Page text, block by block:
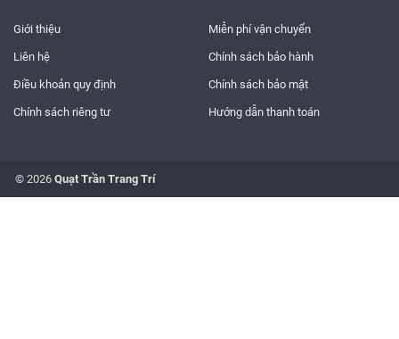
Giới thiệu
Liên hệ
Điều khoản quy định
Chính sách riêng tư
Miễn phí vận chuyển
Chính sách bảo hành
Chính sách bảo mật
Hướng dẫn thanh toán
© 2026 Quạt Trần Trang Trí